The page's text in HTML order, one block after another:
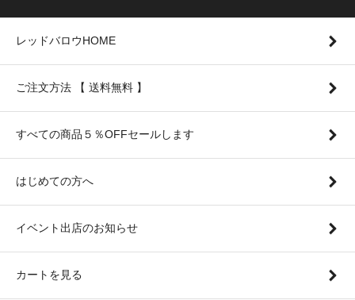
レッドバロウHOME
ご注文方法 【 送料無料 】
すべての商品５％OFFセールします
はじめての方へ
イベント出店のお知らせ
カートを見る